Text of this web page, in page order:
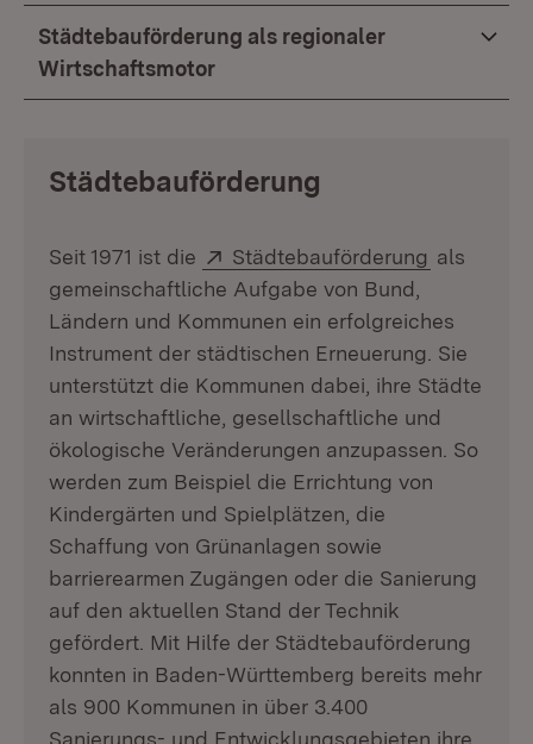
Städtebauförderung als regionaler
Wirtschaftsmotor
Städtebauförderung
Seit 1971 ist die Extern:
Städtebauförderung (Öffnet in
als
gemeinschaftliche Aufgabe von Bund,
Ländern und Kommunen ein erfolgreiches
Instrument der städtischen Erneuerung. Sie
unterstützt die Kommunen dabei, ihre Städte
an wirtschaftliche, gesellschaftliche und
ökologische Veränderungen anzupassen. So
werden zum Beispiel die Errichtung von
Kindergärten und Spielplätzen, die
Schaffung von Grünanlagen sowie
barrierearmen Zugängen oder die Sanierung
auf den aktuellen Stand der Technik
gefördert. Mit Hilfe der Städtebauförderung
konnten in Baden-Württemberg bereits mehr
als 900 Kommunen in über 3.400
Sanierungs- und Entwicklungsgebieten ihre